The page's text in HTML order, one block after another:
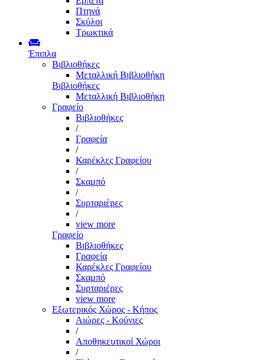
Πτηνά
Σκύλοι
Τρωκτικά
Έπιπλα
Βιβλιοθήκες
Μεταλλική Βιβλιοθήκη
Βιβλιοθήκες
Μεταλλική Βιβλιοθήκη
Γραφείο
Βιβλιοθήκες
/
Γραφεία
/
Καρέκλες Γραφείου
/
Σκαμπό
/
Συρταριέρες
/
view more
Γραφείο
Βιβλιοθήκες
Γραφεία
Καρέκλες Γραφείου
Σκαμπό
Συρταριέρες
view more
Εξωτερικός Χώρος - Κήπος
Αιώρες - Κούνιες
/
Αποθηκευτικοί Χώροι
/